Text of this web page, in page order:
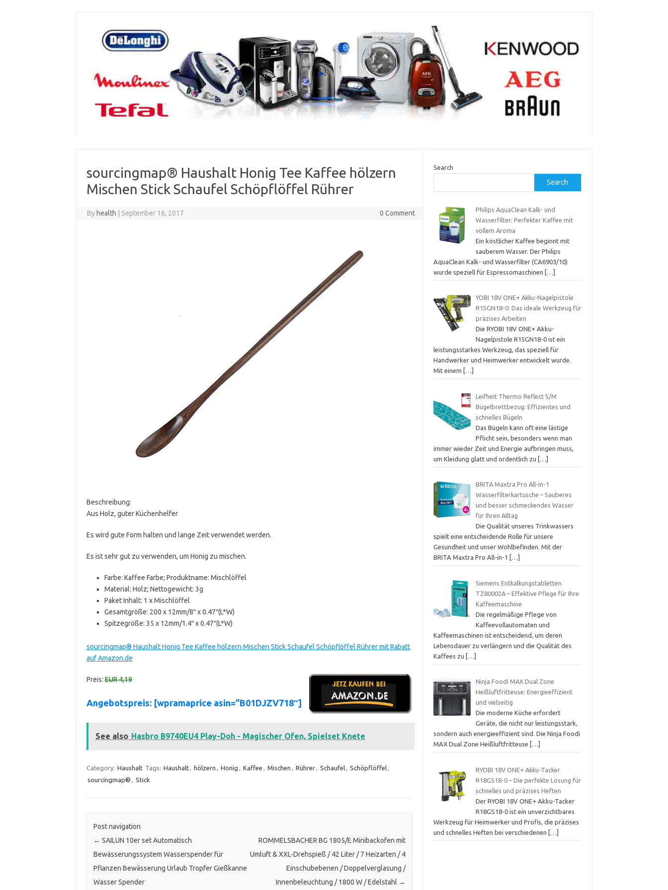
sourcingmap® Haushalt Honig Tee Kaffee hölzern
Mischen Stick Schaufel Schöpflöffel Rührer
By health September 16, 2017 0 Comment
Beschreibung:
Aus Holz, guter Küchenhelfer
Es wird gute Form halten und lange Zeit verwendet werden.
Es ist sehr gut zu verwenden, um Honig zu mischen.
Farbe: Kaffee Farbe; Produktname: Mischlöffel
Material: Holz; Nettogewicht: 3g
Paket Inhalt: 1 x Mischlöffel
Gesamtgröße: 200 x 12mm/8″ x 0.47″(L*W)
Spitzegröße: 35 x 12mm/1.4″ x 0.47″(L*W)
sourcingmap® Haushalt Honig Tee Kaffee hölzern Mischen Stick Schaufel Schöpflöffel Rührer mit Rabatt
auf Amazon.de
Preis:EUR 4,19
Angebotspreis: [wpramaprice asin=”B01DJZV718″]
See also Hasbro B9740EU4 Play-Doh - Magischer Ofen, Spielset Knete
Category: Haushalt Tags: Haushalt, hölzern , Honig , Kaffee , Mischen , Rührer, Schaufel, Schöpflöffel,
sourcingmap® , Stick
Post navigation
← SAILUN 10er set Automatisch
Bewässerungssystem Wasserspender für
Pflanzen Bewässerung Urlaub Tropfer Gießkanne
Wasser Spender
ROMMELSBACHER BG 1805/E Minibackofen mit
Umluft & XXL-Drehspieß / 42 Liter / 7 Heizarten / 4
Einschubebenen / Doppelverglasung /
Innenbeleuchtung / 1800 W / Edelstahl →
Search
Search
Philips AquaClean Kalk- und
Wasserfilter: Perfekter Kaffee mit
vollem Aroma
Ein köstlicher Kaffee beginnt mit
sauberem Wasser. Der Philips
AquaClean Kalk- und Wasserfilter (CA6903/10)
wurde speziell für Espressomaschinen
[…]
YOBI 18V ONE+ Akku-Nagelpistole
R15GN18-0: Das ideale Werkzeug für
präzises Arbeiten
Die RYOBI 18V ONE+ Akku-
Nagelpistole R15GN18-0 ist ein
leistungsstarkes Werkzeug, das speziell für
Handwerker und Heimwerker entwickelt wurde.
Mit einem
[…]
Leifheit Thermo Reflect S/M
Bügelbrettbezug: Effizientes und
schnelles Bügeln
Das Bügeln kann oft eine lästige
Pflicht sein, besonders wenn man
immer wieder Zeit und Energie aufbringen muss,
um Kleidung glatt und ordentlich zu
[…]
BRITA Maxtra Pro All-in-1
Wasserfilterkartusche – Sauberes
und besser schmeckendes Wasser
für Ihren Alltag
Die Qualität unseres Trinkwassers
spielt eine entscheidende Rolle für unsere
Gesundheit und unser Wohlbefinden. Mit der
BRITA Maxtra Pro All-in-1
[…]
Siemens Entkalkungstabletten
TZ80002A – Effektive Pflege für Ihre
Kaffeemaschine
Die regelmäßige Pflege von
Kaffeevollautomaten und
Kaffeemaschinen ist entscheidend, um deren
Lebensdauer zu verlängern und die Qualität des
Kaffees zu
[…]
Ninja Foodi MAX Dual Zone
Heißluftfritteuse: Energieeffizient
und vielseitig
Die moderne Küche erfordert
Geräte, die nicht nur leistungsstark,
sondern auch energieeffizient sind. Die Ninja Foodi
MAX Dual Zone Heißluftfritteuse
[…]
RYOBI 18V ONE+ Akku-Tacker
R18GS18-0 – Die perfekte Lösung für
schnelles und präzises Heften
Der RYOBI 18V ONE+ Akku-Tacker
R18GS18-0 ist ein unverzichtbares
Werkzeug für Heimwerker und Profis, die präzises
und schnelles Heften bei verschiedenen
[…]